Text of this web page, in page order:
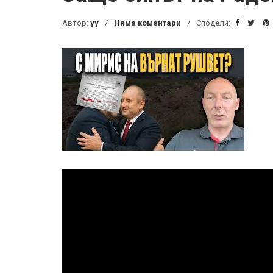
Автор: yy Няма коментари Сподели: